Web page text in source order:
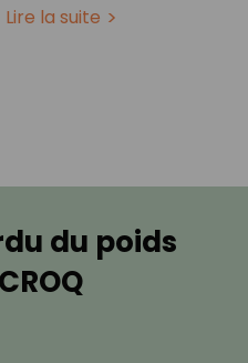
Lire la suite
du poids